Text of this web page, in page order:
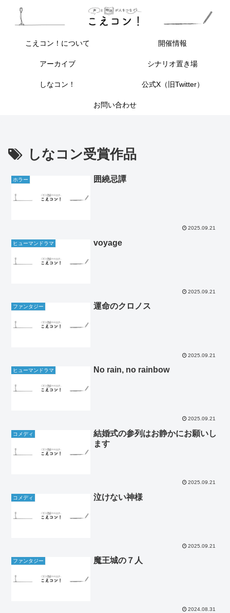
こえコン！について 開催情報
アーカイブ シナリオ置き場
しなコン！ 公式X（旧Twitter）
お問い合わせ
しなコン受賞作品
ホラー 囲繞忌譚
2025.09.21
ヒューマンドラマ voyage
2025.09.21
ファンタジー 運命のクロノス
2025.09.21
ヒューマンドラマ No rain, no rainbow
2025.09.21
コメディ
結婚式の参列はお静かにお願いし
ます
2025.09.21
コメディ 泣けない神様
2025.09.21
ファンタジー 魔王城の７人
2024.08.31